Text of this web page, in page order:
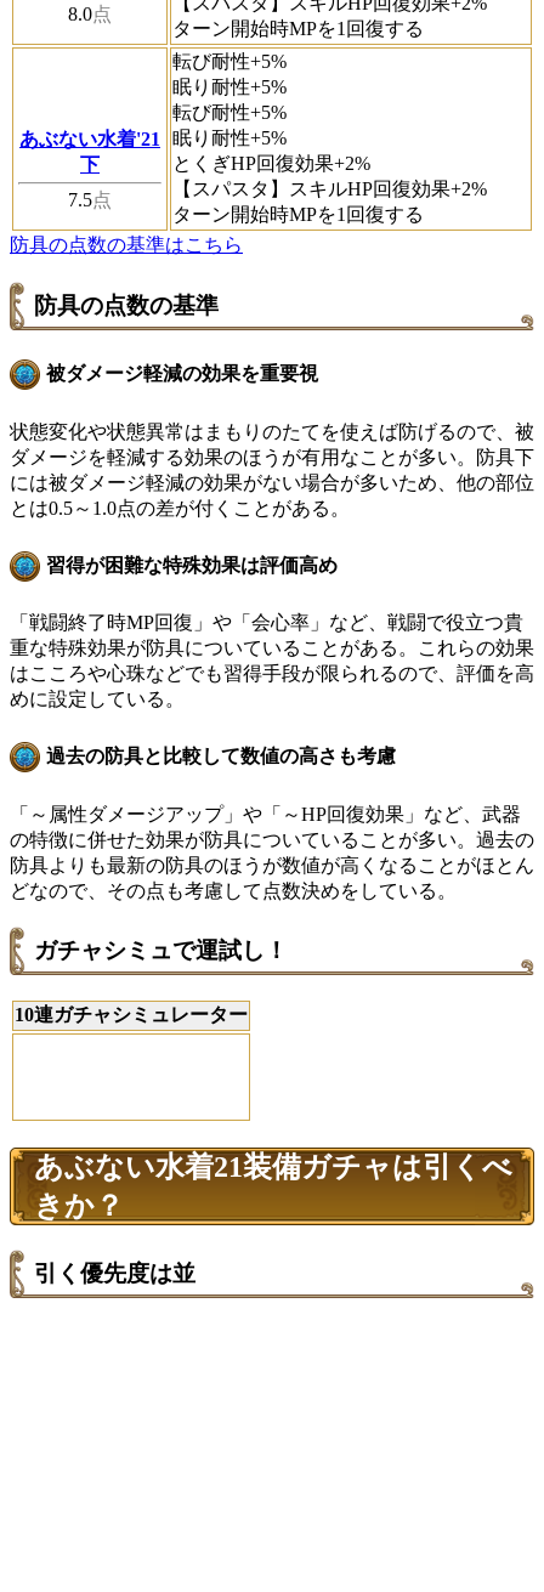
8.0点
ターン開始時MPを1回復する
あぶない水着'21
下
7.5点
転び耐性+5%
眠り耐性+5%
転び耐性+5%
眠り耐性+5%
とくぎHP回復効果+2%
【スパスタ】スキルHP回復効果+2%
ターン開始時MPを1回復する
防具の点数の基準はこちら
防具の点数の基準
被ダメージ軽減の効果を重要視
状態変化や状態異常はまもりのたてを使えば防げるので、被
ダメージを軽減する効果のほうが有用なことが多い。防具下
には被ダメージ軽減の効果がない場合が多いため、他の部位
とは0.5～1.0点の差が付くことがある。
習得が困難な特殊効果は評価高め
「戦闘終了時MP回復」や「会心率」など、戦闘で役立つ貴
重な特殊効果が防具についていることがある。これらの効果
はこころや心珠などでも習得手段が限られるので、評価を高
めに設定している。
過去の防具と比較して数値の高さも考慮
「～属性ダメージアップ」や「～HP回復効果」など、武器
の特徴に併せた効果が防具についていることが多い。過去の
防具よりも最新の防具のほうが数値が高くなることがほとん
どなので、その点も考慮して点数決めをしている。
ガチャシミュで運試し！
10連ガチャシミュレーター
あぶない水着21装備ガチャは引くべ
きか？
引く優先度は並